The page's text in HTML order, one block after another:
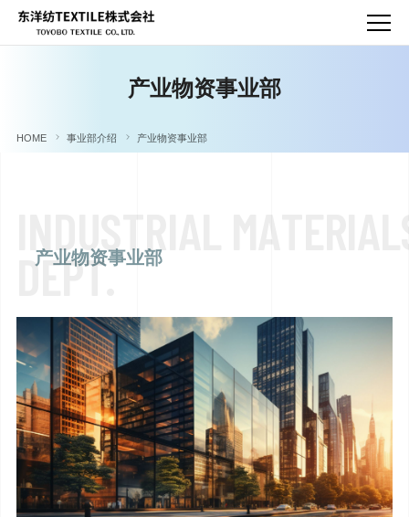
产业物资事业部
HOME 事业部介绍 产业物资事业部
产业物资事业部
DEPT.